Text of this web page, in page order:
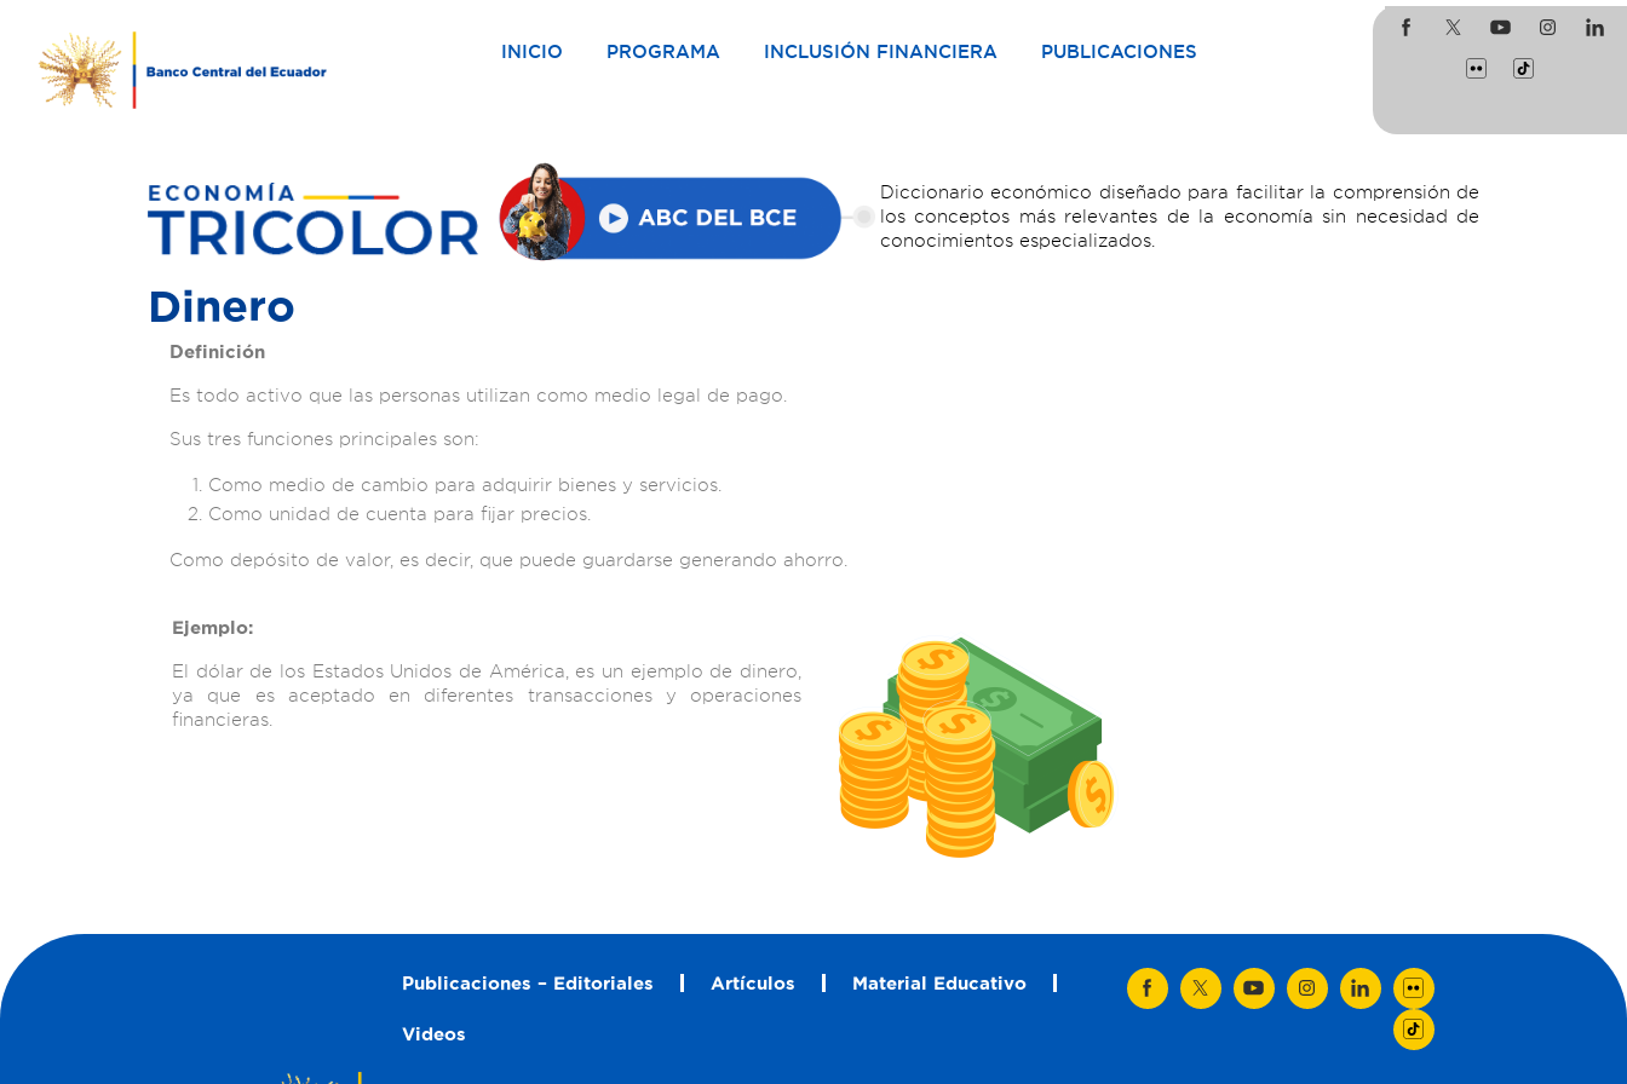
INICIO PROGRAMA INCLUSIÓN FINANCIERA PUBLICACIONES
Diccionario económico diseñado para facilitar la comprensión de
los conceptos más relevantes de la economía sin necesidad de
conocimientos especializados.
Dinero
Definición
Es todo activo que las personas utilizan como medio legal de pago.
Sus tres funciones principales son:
Como medio de cambio para adquirir bienes y servicios.
Como unidad de cuenta para fijar precios.
Como depósito de valor, es decir, que puede guardarse generando ahorro.
Ejemplo:
El dólar de los Estados Unidos de América, es un ejemplo de dinero,
ya que es aceptado en diferentes transacciones y operaciones
financieras.
Publicaciones – Editoriales Artículos Material Educativo
Videos